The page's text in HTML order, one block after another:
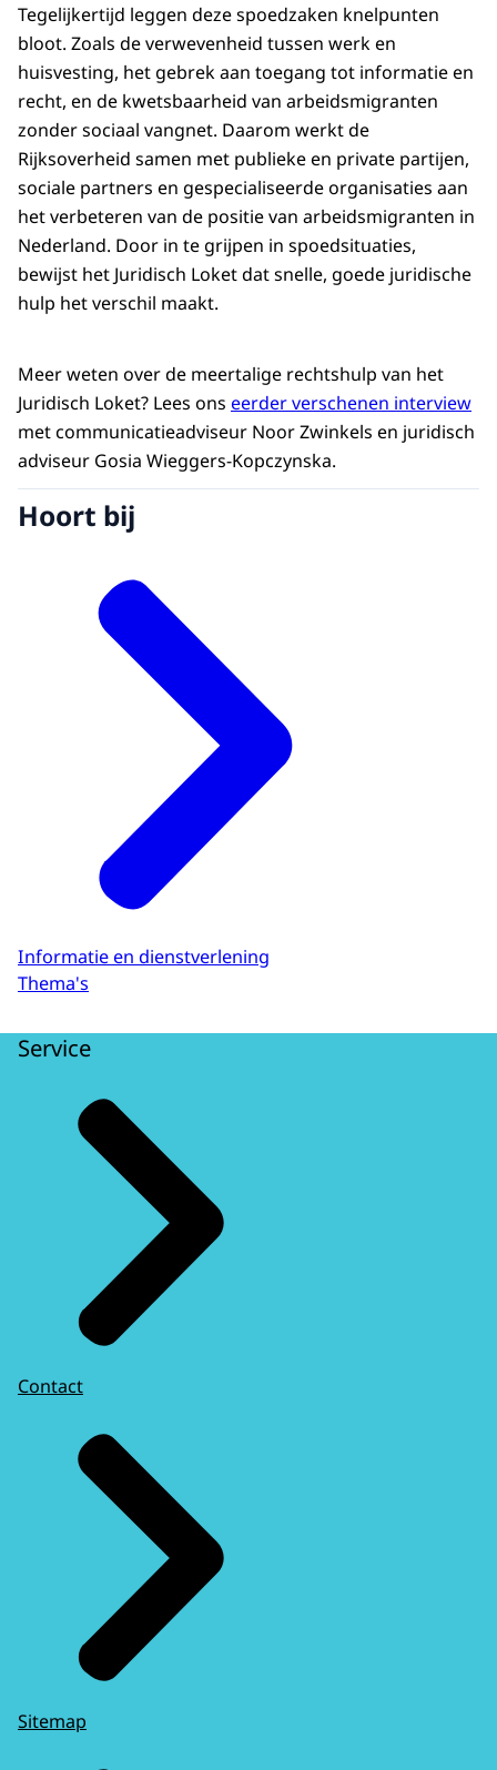
Tegelijkertijd leggen deze spoedzaken knelpunten
bloot. Zoals de verwevenheid tussen werk en
huisvesting, het gebrek aan toegang tot informatie en
recht, en de kwetsbaarheid van arbeidsmigranten
zonder sociaal vangnet. Daarom werkt de
Rijksoverheid samen met publieke en private partijen,
sociale partners en gespecialiseerde organisaties aan
het verbeteren van de positie van arbeidsmigranten in
Nederland. Door in te grijpen in spoedsituaties,
bewijst het Juridisch Loket dat snelle, goede juridische
hulp het verschil maakt.
Meer weten over de meertalige rechtshulp van het
Juridisch Loket? Lees ons eerder verschenen interview
met communicatieadviseur Noor Zwinkels en juridisch
adviseur Gosia Wieggers-Kopczynska.
Hoort bij
Informatie en dienstverlening
Thema's
Service
Contact
Sitemap